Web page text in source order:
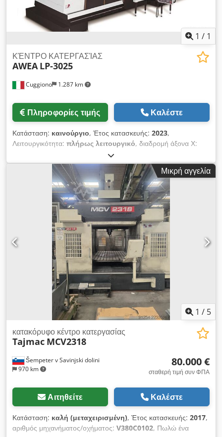
1 / 1
Cuggiono 1.287 km
ΚΈΝΤΡΟ ΚΑΤΕΡΓΑΣΊΑΣ
AWEA LP-3025
Πληροφορίες τιμής Καλέστε
Κατάσταση: καινούργιο, Έτος κατασκευής: 2023,
Λειτουργικότητα: πλήρως λειτουργικό, διαδρομή άξονα Χ:
2.500 χιλ.
760 χιλ., μέγιστο βάρος τεμαχίου:12.000 κιλ, συνολικό ύψος:
, συνολικό μήκος:85.800 χιλ., συνολικό πλάτος:
, συνολικό βάρος:20 κιλ, μήκος τραπεζιού:
, πλάτος τραπεζιού:2.400 χιλ. , απόσταση από το κέντρο
του τραπεζιού έως τη μύτη της ατράκτου: 960 χιλ., ταχεία
μετακίνηση άξονα Z: 15 μ/λεπτό, ταχεία μετατόπιση άξονα X:
, ταχεία μετακίνηση άξονας Y:15 μ/λεπτό
ατράκτου:
ISO 50, μέγιστη ταχύτητα ατράκτου:6.000 στρ./λ.
,
ταχύτητα ατράκτου (ελάχ.):10 στρ./λ. , διάμετρος εργαλείου:
, μήκος εργαλείου:350 χιλ., Εξοπλισμός:
περιστροφής απείρως μεταβαλλόμενη, τεκμηρίωση /
, Κέντρο κατεργασίας AWEA LP-3025 με κάθετη
γερανογέφυρα Cedpjrl Svrsfx Amhjrf
Μικρή αγγελία
1 / 5
Šempeter v Savinjski dolini
970 km
κατακόρυφο κέντρο κατεργασίας
Tajmac MCV2318
80.000 €
σταθερή τιμή συν ΦΠΑ
Αιτηθείτε Καλέστε
Κατάσταση: καλή (μεταχειρισμένη), Έτος κατασκευής: 2017,
αριθμός μηχανήματος/οχήματος: V380C0102, Πωλώ ένα